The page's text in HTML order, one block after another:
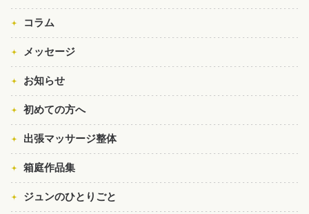
コラム
メッセージ
お知らせ
初めての方へ
出張マッサージ整体
箱庭作品集
ジュンのひとりごと